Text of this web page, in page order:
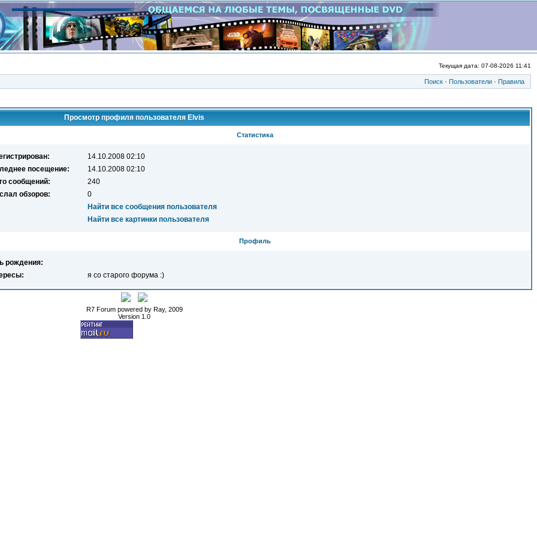
Текущая дата: 07-08-2026 11:41
Поиск · Пользователи · Правила
Просмотр профиля пользователя Elvis
Статистика
14.10.2008 02:10
посещение:
14.10.2008 02:10
сообщений:
240
обзоров:
0
Найти все сообщения пользователя
Найти все картинки пользователя
Профиль
рождения:
я со старого форума :)
R7 Forum powered by Ray, 2009
Version 1.0